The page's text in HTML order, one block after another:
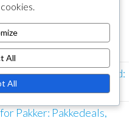
Mario Kart 8 Deluxe:
for Spesialtilbud:
Aktivering
Pakker: Pakkedeals,
All
All